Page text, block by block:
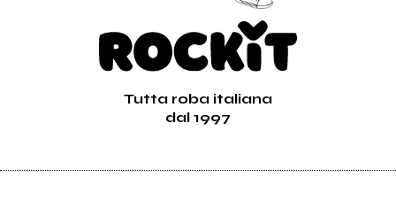
Tutta roba italiana
dal 1997